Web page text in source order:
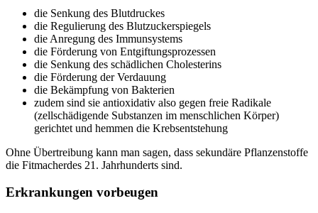
die Senkung des Blutdruckes
die Regulierung des Blutzuckerspiegels
die Anregung des Immunsystems
die Förderung von Entgiftungsprozessen
die Senkung des schädlichen Cholesterins
die Förderung der Verdauung
die Bekämpfung von Bakterien
zudem sind sie antioxidativ also gegen freie Radikale
(zellschädigende Substanzen im menschlichen Körper)
gerichtet und hemmen die Krebsentstehung
Ohne Übertreibung kann man sagen, dass sekundäre Pflanzenstoffe
die Fitmacherdes 21. Jahrhunderts sind.
Erkrankungen vorbeugen